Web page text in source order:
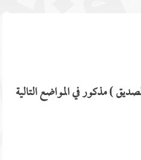
) مذكور في المواضع التالية